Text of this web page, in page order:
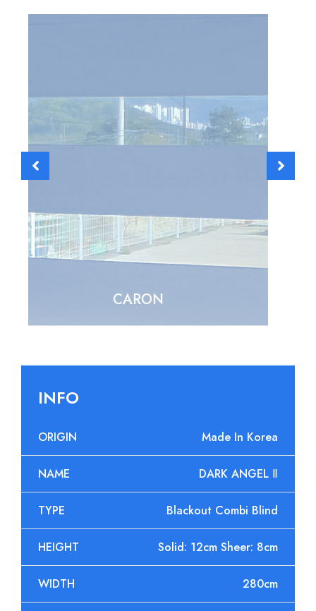
CARON SINGLE
INFO
ORIGIN Made In Korea
NAME DARK ANGEL Ⅱ
TYPE Blackout Combi Blind
HEIGHT Solid: 12cm Sheer: 8cm
WIDTH 280cm